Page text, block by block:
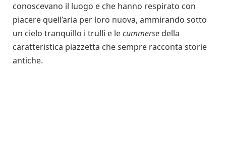
conoscevano il luogo e che hanno respirato con
piacere quell’aria per loro nuova, ammirando sotto
un cielo tranquillo i trulli e lecummerse della
caratteristica piazzetta che sempre racconta storie
antiche.